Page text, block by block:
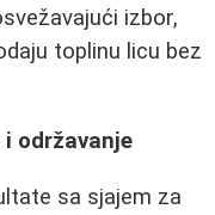
izbor,
toplinu licu bez
održavanje
sa sjajem za